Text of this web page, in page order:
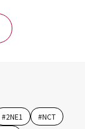
#2NE1 #NCT